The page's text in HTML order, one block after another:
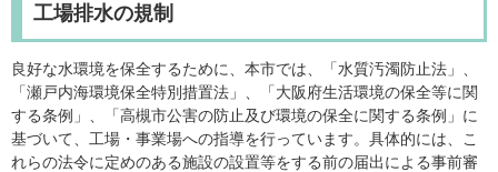
工場排水の規制
良好な水環境を保全するために、本市では、「水質汚濁防止法」、
「瀬戸内海環境保全特別措置法」、「大阪府生活環境の保全等に関
する条例」、「高槻市公害の防止及び環境の保全に関する条例」に
基づいて、工場・事業場への指導を行っています。具体的には、こ
れらの法令に定めのある施設の設置等をする前の届出による事前審